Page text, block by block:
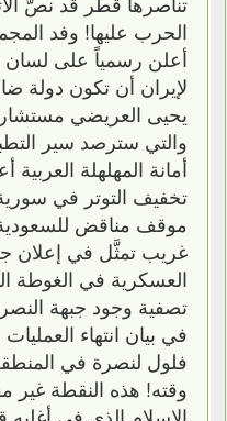
الحرب عليها! وفد
أعلن رسمياً على
لإيران أن تكون دولة
يحيى العريضي مستشار
والتي سترصد سير
أمانة المهلهلة
تخفيف التوتر في
موقف مناقض
غريب تمثَّل في إعلان
العسكرية في الغوطة
تصفية وجود جبهة
في بيان انتهاء
فلول لنصرة في
وقته! هذه النقطة
الإسلام الذي في